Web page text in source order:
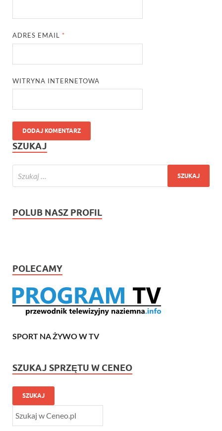
ADRES EMAIL *
WITRYNA INTERNETOWA
SZUKAJ
POLUB NASZ PROFIL
POLECAMY
SPORT NA ŻYWO W TV
SZUKAJ SPRZĘTU W CENEO
SZUKAJ